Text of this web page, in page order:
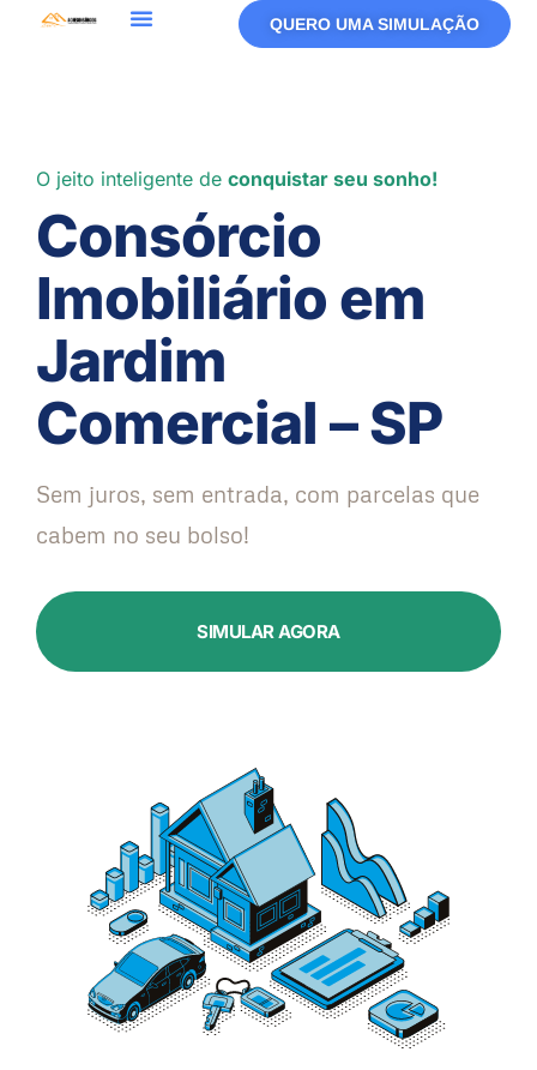
QUERO UMA SIMULAÇÃO
O jeito inteligente de conquistar seu sonho!
Consórcio
Imobiliário em
Jardim
Comercial – SP
Sem juros, sem entrada, com parcelas que
cabem no seu bolso!
SIMULAR AGORA